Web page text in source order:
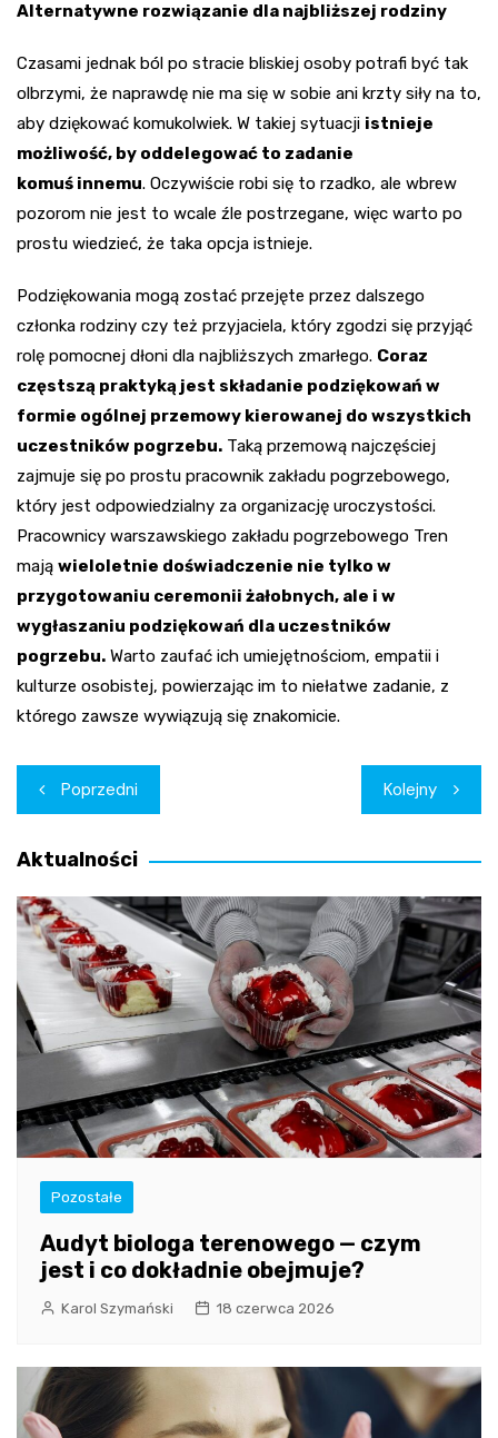
Alternatywne rozwiązanie dla najbliższej rodziny
Czasami jednak ból po stracie bliskiej osoby potrafi być tak
olbrzymi, że naprawdę nie ma się w sobie ani krzty siły na to,
aby dziękować komukolwiek. W takiej sytuacji istnieje
możliwość, by oddelegować to zadanie
komuś innemu. Oczywiście robi się to rzadko, ale wbrew
pozorom nie jest to wcale źle postrzegane, więc warto po
prostu wiedzieć, że taka opcja istnieje.
Podziękowania mogą zostać przejęte przez dalszego
członka rodziny czy też przyjaciela, który zgodzi się przyjąć
rolę pomocnej dłoni dla najbliższych zmarłego. Coraz
częstszą praktyką jest składanie podziękowań w
formie ogólnej przemowy kierowanej do wszystkich
uczestników pogrzebu. Taką przemową najczęściej
zajmuje się po prostu pracownik zakładu pogrzebowego,
który jest odpowiedzialny za organizację uroczystości.
Pracownicy warszawskiego zakładu pogrzebowego Tren
mają wieloletnie doświadczenie nie tylko w
przygotowaniu ceremonii żałobnych, ale i w
wygłaszaniu podziękowań dla uczestników
pogrzebu. Warto zaufać ich umiejętnościom, empatii i
kulturze osobistej, powierzając im to niełatwe zadanie, z
którego zawsze wywiązują się znakomicie.
Nawigacja
wpisu
Poprzedni Kolejny
Aktualności
Pozostałe
Audyt biologa terenowego — czym
jest i co dokładnie obejmuje?
Karol Szymański 18 czerwca 2026